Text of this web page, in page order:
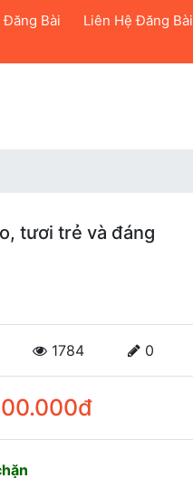
Đăng Bài Liên Hệ Đăng Bài
tươi trẻ và đáng
1784 0